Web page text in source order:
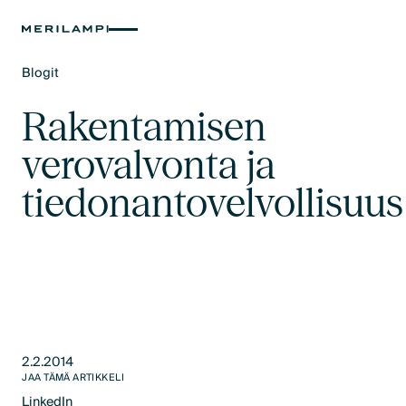
Blogit
Rakentamisen
verovalvonta ja
tiedonantovelvollisuus
2.2.2014
JAA TÄMÄ ARTIKKELI